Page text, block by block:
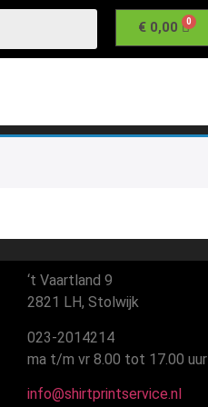
€0,00
‘t Vaartland 9
2821 LH, Stolwijk
023-2014214
ma t/m vr 8.00 tot 17.00 uur
info@shirtprintservice.nl